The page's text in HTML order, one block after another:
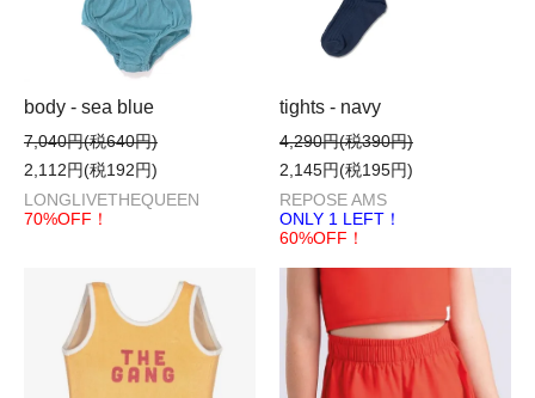
body - sea blue
7,040円(税640円)
2,112円(税192円)
LONGLIVETHEQUEEN
70%OFF！
tights - navy
4,290円(税390円)
2,145円(税195円)
REPOSE AMS
ONLY 1 LEFT！
60%OFF！